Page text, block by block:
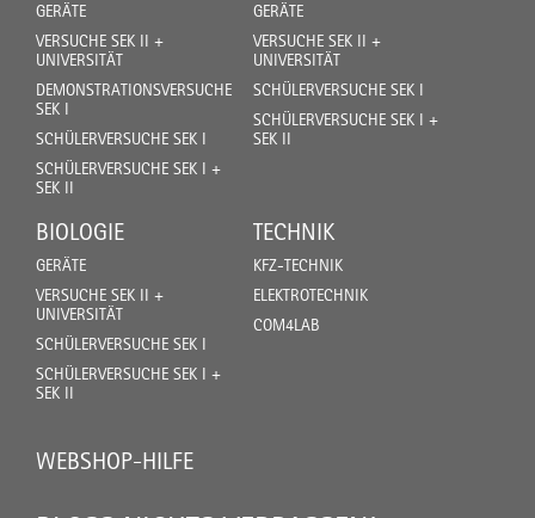
GERÄTE
VERSUCHE SEK II +
UNIVERSITÄT
DEMONSTRATIONSVERSUCHE
SEK I
SCHÜLERVERSUCHE SEK I
SCHÜLERVERSUCHE SEK I +
SEK II
GERÄTE
VERSUCHE SEK II +
UNIVERSITÄT
SCHÜLERVERSUCHE SEK I
SCHÜLERVERSUCHE SEK I +
SEK II
BIOLOGIE
GERÄTE
VERSUCHE SEK II +
UNIVERSITÄT
SCHÜLERVERSUCHE SEK I
SCHÜLERVERSUCHE SEK I +
SEK II
TECHNIK
KFZ-TECHNIK
ELEKTROTECHNIK
COM4LAB
WEBSHOP-HILFE